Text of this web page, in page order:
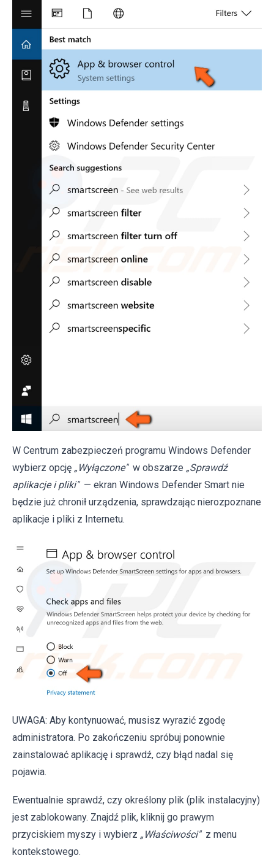
W Centrum zabezpieczeń programu Windows Defender
wybierz opcję „Wyłączone" w obszarze „Sprawdź
aplikacje i pliki" — ekran Windows Defender Smart nie
będzie już chronił urządzenia, sprawdzając nierozpoznane
aplikacje i pliki z Internetu.
UWAGA: Aby kontynuować, musisz wyrazić zgodę
administratora. Po zakończeniu spróbuj ponownie
zainstalować aplikację i sprawdź, czy błąd nadal się
pojawia.
Ewentualnie sprawdź, czy określony plik (plik instalacyjny)
jest zablokowany. Znajdź plik, kliknij go prawym
przyciskiem myszy i wybierz „Właściwości" z menu
kontekstowego.